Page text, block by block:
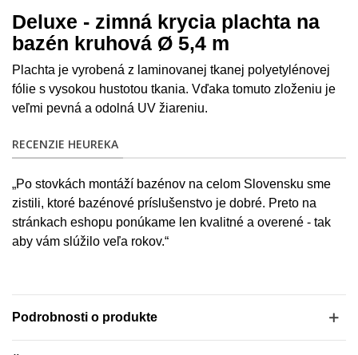
Deluxe - zimná krycia plachta na
bazén kruhová Ø 5,4 m
Plachta je vyrobená z laminovanej tkanej polyetylénovej
fólie s vysokou hustotou tkania. Vďaka tomuto zloženiu je
veľmi pevná a odolná UV žiareniu.
RECENZIE HEUREKA
„Po stovkách montáží bazénov na celom Slovensku sme
zistili, ktoré bazénové príslušenstvo je dobré. Preto na
stránkach eshopu ponúkame len kvalitné a overené - tak
aby vám slúžilo veľa rokov.“
Podrobnosti o produkte